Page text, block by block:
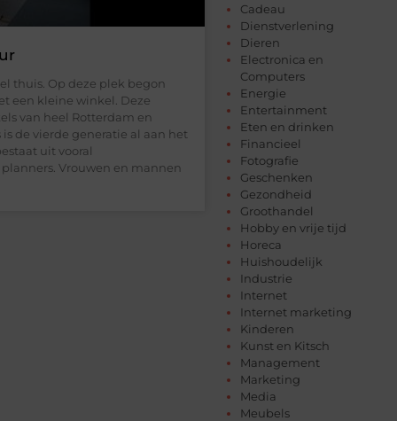
thuis. Op deze plek begon
een kleine winkel. Deze
van heel Rotterdam en
de vierde generatie al aan het
uit vooral
Vrouwen en mannen
Cadeau
Dienstverlening
Dieren
Electronica en
Computers
Energie
Entertainment
Eten en drinken
Financieel
Fotografie
Geschenken
Gezondheid
Groothandel
Hobby en vrije tijd
Horeca
Huishoudelijk
Industrie
Internet
Internet marketing
Kinderen
Kunst en Kitsch
Management
Marketing
Media
Meubels